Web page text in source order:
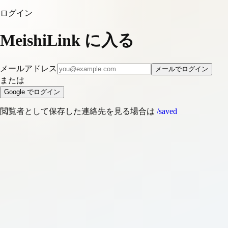
ログイン
MeishiLink に入る
メールアドレス メールでログイン
または
Google でログイン
閲覧者として保存した連絡先を見る場合は /saved